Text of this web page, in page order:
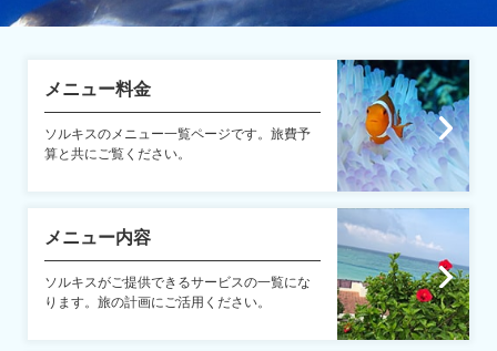
メニュー料金
ソルキスのメニュー一覧ページです。旅費予
算と共にご覧ください。
メニュー内容
ソルキスがご提供できるサービスの一覧にな
ります。旅の計画にご活用ください。